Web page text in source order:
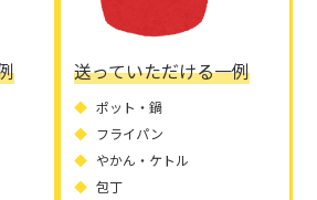
送っていただける一例
ポット・鍋
フライパン
やかん・ケトル
包丁